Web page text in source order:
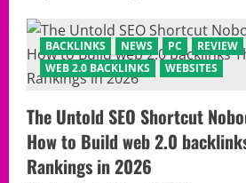
BACKLINKS NEWS PC REVIEW
WEB 2.0 BACKLINKS
WEBSITES
The Untold SEO Shortcut
How to Build web 2.0
Rankings in 2026